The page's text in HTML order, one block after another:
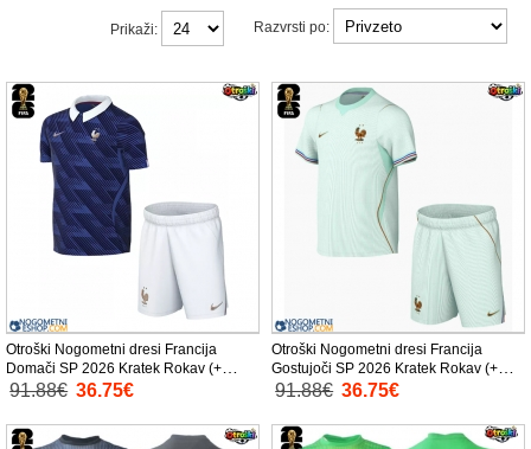
Razvrsti po:
Prikaži:
Otroški Nogometni dresi Francija
Domači SP 2026 Kratek Rokav (+
Kratke hlače)
91.88€ 36.75€
Otroški Nogometni dresi Francija
Gostujoči SP 2026 Kratek Rokav (+
Kratke hlače)
91.88€ 36.75€